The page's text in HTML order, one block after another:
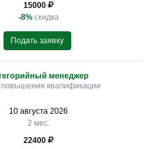
15000
-8% скидка
Подать заявку
менеджер
повышения квалификации
10 августа 2026
2 мес.
22400